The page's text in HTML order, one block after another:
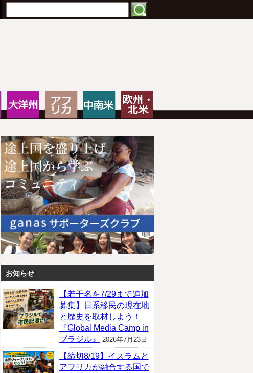
RSS
大洋州 中南米
お知らせ
【若干名を7/29まで追加
募集】日系移民の現在地
と歴史を取材しよう！
『Global Media Camp in
ブラジル』
2026年7月23日
【締切8/19】イスラムと
アフリカが融合する国で